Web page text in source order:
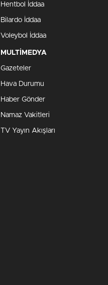
Hentbol İddaa
Bilardo İddaa
Voleybol İddaa
MULTİMEDYA
Gazeteler
Hava Durumu
Haber Gönder
Namaz Vakitleri
TV Yayın Akışları